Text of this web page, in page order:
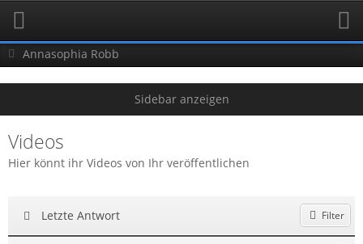
Annasophia Robb
Videos
Hier könnt ihr Videos von Ihr veröffentlichen
Letzte Antwort Filter